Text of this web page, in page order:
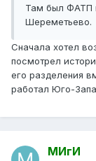
Там был ФАТП
Шереметьево.
Сначала хотел
посмотрел
его разделения
работал Юго-
МИгИ